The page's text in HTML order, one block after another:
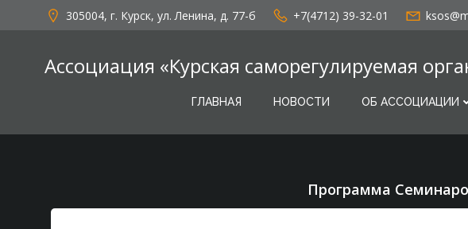
Перейти
к
305004, г. Курск, ул. Ленина, д. 77-б +7(4712) 39-32-01
Ассоциация «Курская саморегулируемая
ГЛАВНАЯ НОВОСТИ ОБ АССОЦИАЦИИ
Программа